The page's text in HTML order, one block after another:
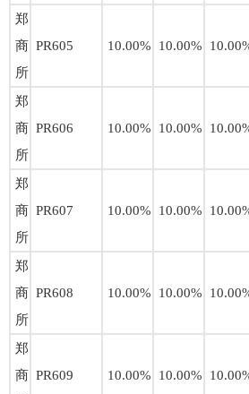
郑
商
所
PR605 10.00% 10.00%
郑
商
所
PR606 10.00% 10.00%
郑
商
所
PR607 10.00% 10.00%
郑
商
所
PR608 10.00% 10.00%
郑
商 PR609 10.00% 10.00%